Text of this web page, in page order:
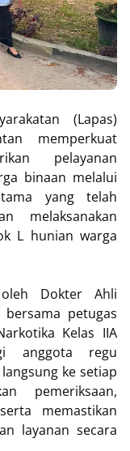
(Lapas)
memperkuat
pelayanan
binaan melalui
yang telah
melaksanakan
L hunian warga
Dokter Ahli
petugas
Kelas IIA
anggota regu
ke setiap
pemeriksaan,
memastikan
layanan secara